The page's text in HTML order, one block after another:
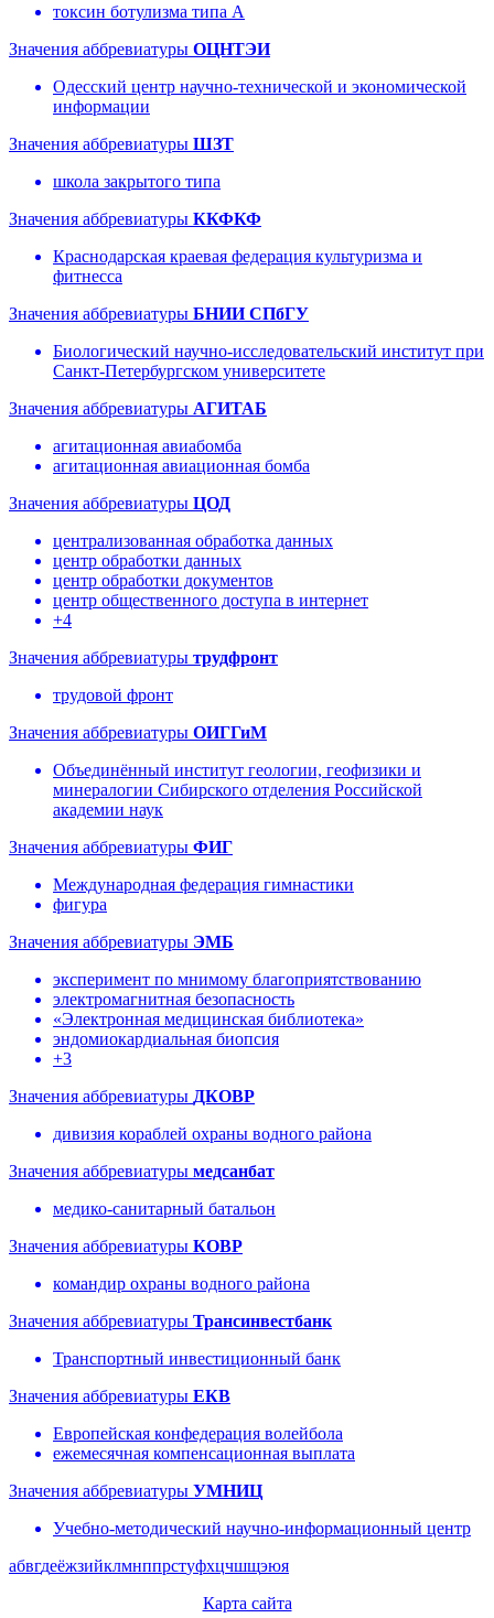
токсин ботулизма типа А
Значения аббревиатуры ОЦНТЭИ
Одесский центр научно-технической и экономической
информации
Значения аббревиатуры ШЗТ
школа закрытого типа
Значения аббревиатуры ККФКФ
Краснодарская краевая федерация культуризма и
фитнесса
Значения аббревиатуры БНИИ СПбГУ
Биологический научно-исследовательский институт при
Санкт-Петербургском университете
Значения аббревиатуры АГИТАБ
агитационная авиабомба
агитационная авиационная бомба
Значения аббревиатуры ЦОД
централизованная обработка данных
центр обработки данных
центр обработки документов
центр общественного доступа в интернет
+4
Значения аббревиатуры трудфронт
трудовой фронт
Значения аббревиатуры ОИГГиМ
Объединённый институт геологии, геофизики и
минералогии Сибирского отделения Российской
академии наук
Значения аббревиатуры ФИГ
Международная федерация гимнастики
фигура
Значения аббревиатуры ЭМБ
эксперимент по мнимому благоприятствованию
электромагнитная безопасность
«Электронная медицинская библиотека»
эндомиокардиальная биопсия
+3
Значения аббревиатуры ДКОВР
дивизия кораблей охраны водного района
Значения аббревиатуры медсанбат
медико-санитарный батальон
Значения аббревиатуры КОВР
командир охраны водного района
Значения аббревиатуры Трансинвестбанк
Транспортный инвестиционный банк
Значения аббревиатуры ЕКВ
Европейская конфедерация волейбола
ежемесячная компенсационная выплата
Значения аббревиатуры УМНИЦ
Учебно-методический научно-информационный центр
абвгдеёжзийклмнппрстуфхцчшщэюя
Карта сайта